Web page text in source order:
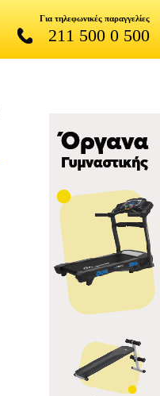
Για τηλεφωνικές παραγγελίες
211 500 0 500